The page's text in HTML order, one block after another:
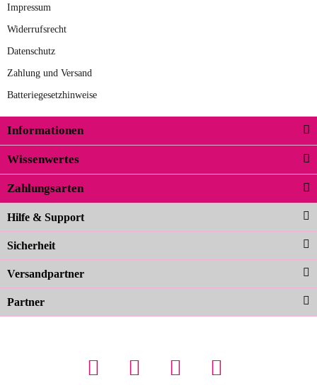
Impressum
Widerrufsrecht
Datenschutz
Zahlung und Versand
Batteriegesetzhinweise
Informationen
Wissenwertes
Zahlungsarten
Hilfe & Support
Sicherheit
Versandpartner
Partner